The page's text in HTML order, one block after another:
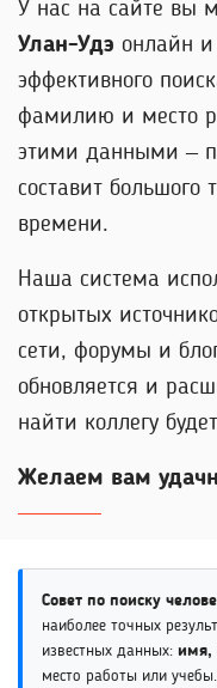
У нас на сайте вы
Улан-Удэ онлайн
эффективного
фамилию и место
этими данными –
составит большого
времени.
Наша система
открытых
сети, форумы и
обновляется и
найти коллегу
Желаем вам
Совет по поиску
наиболее точных
известных данных: имя,
место работы или учебы.